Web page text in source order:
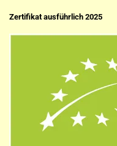
Zertifikat ausführlich 2025